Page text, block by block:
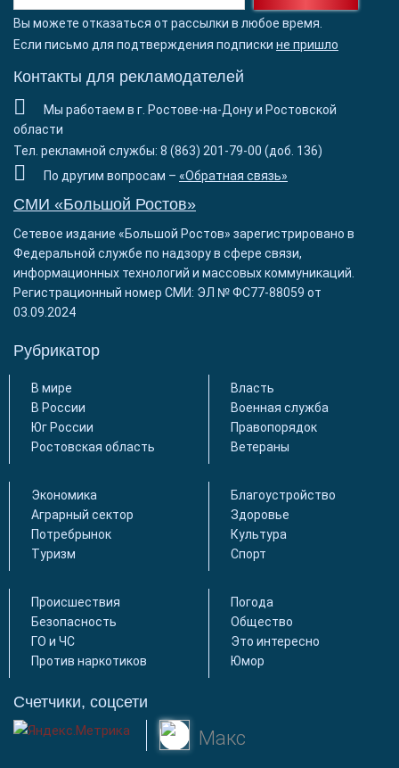
Вы можете отказаться от рассылки в любое время.
Если письмо для подтверждения подписки не пришло
Контакты для рекламодателей
Мы работаем в г. Ростове-на-Дону и Ростовской
области
Тел. рекламной службы: 8 (863) 201-79-00 (доб. 136)
По другим вопросам – «Обратная связь»
СМИ «Большой Ростов»
Сетевое издание «Большой Ростов» зарегистрировано в
Федеральной службе по надзору в сфере связи,
информационных технологий и массовых коммуникаций.
Регистрационный номер СМИ: ЭЛ № ФС77-88059 от
03.09.2024
Рубрикатор
В мире
В России
Юг России
Ростовская область
Власть
Военная служба
Правопорядок
Ветераны
Экономика
Аграрный сектор
Потребрынок
Туризм
Благоустройство
Здоровье
Культура
Спорт
Происшествия
Безопасность
ГО и ЧС
Против наркотиков
Погода
Общество
Это интересно
Юмор
Счетчики, соцсети
Макс